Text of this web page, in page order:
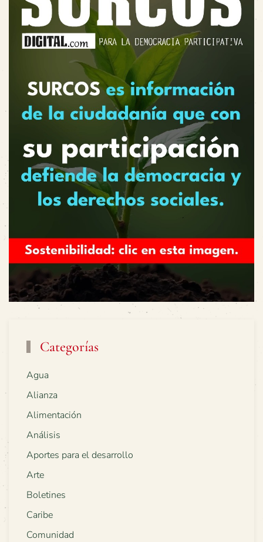
Categorías
Agua
Alianza
Alimentación
Análisis
Aportes para el desarrollo
Arte
Boletines
Caribe
Comunidad